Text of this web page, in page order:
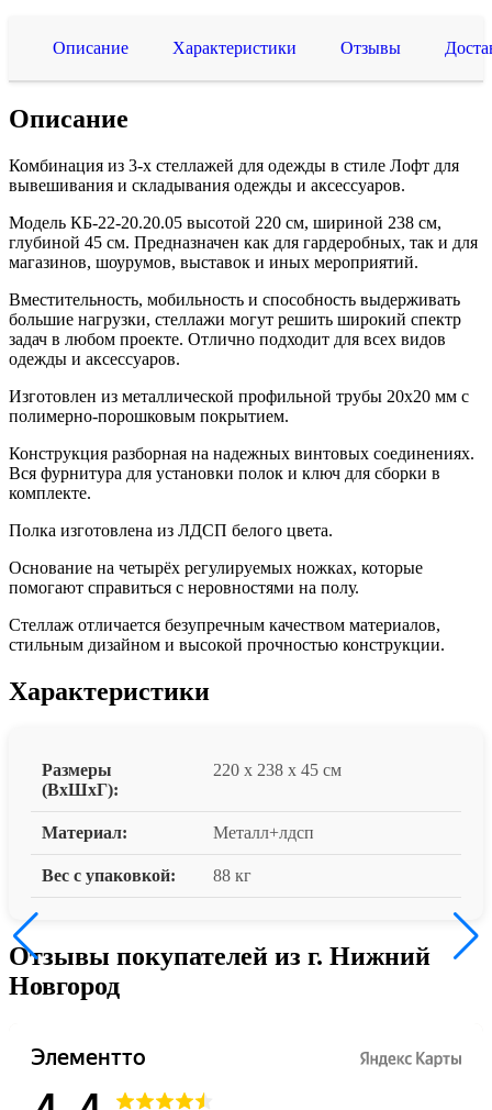
Описание Характеристики Отзывы
Описание
Комбинация из 3-х стеллажей для одежды в стиле Лофт для
вывешивания и складывания одежды и аксессуаров.
Модель КБ-22-20.20.05 высотой 220 см, шириной 238 см,
глубиной 45 см. Предназначен как для гардеробных, так и для
магазинов, шоурумов, выставок и иных мероприятий.
Вместительность, мобильность и способность выдерживать
большие нагрузки, стеллажи могут решить широкий спектр
задач в любом проекте. Отлично подходит для всех видов
одежды и аксессуаров.
Изготовлен из металлической профильной трубы 20х20 мм с
полимерно-порошковым покрытием.
Конструкция разборная на надежных винтовых соединениях.
Вся фурнитура для установки полок и ключ для сборки в
комплекте.
Полка изготовлена из ЛДСП белого цвета.
Основание на четырёх регулируемых ножках, которые
помогают справиться с неровностями на полу.
Стеллаж отличается безупречным качеством материалов,
стильным дизайном и высокой прочностью конструкции.
Характеристики
Размеры
(ВxШxГ):
220 x 238 x 45 см
Материал: Металл+лдсп
Вес с упаковкой: 88 кг
Отзывы покупателей из г. Нижний
Новгород